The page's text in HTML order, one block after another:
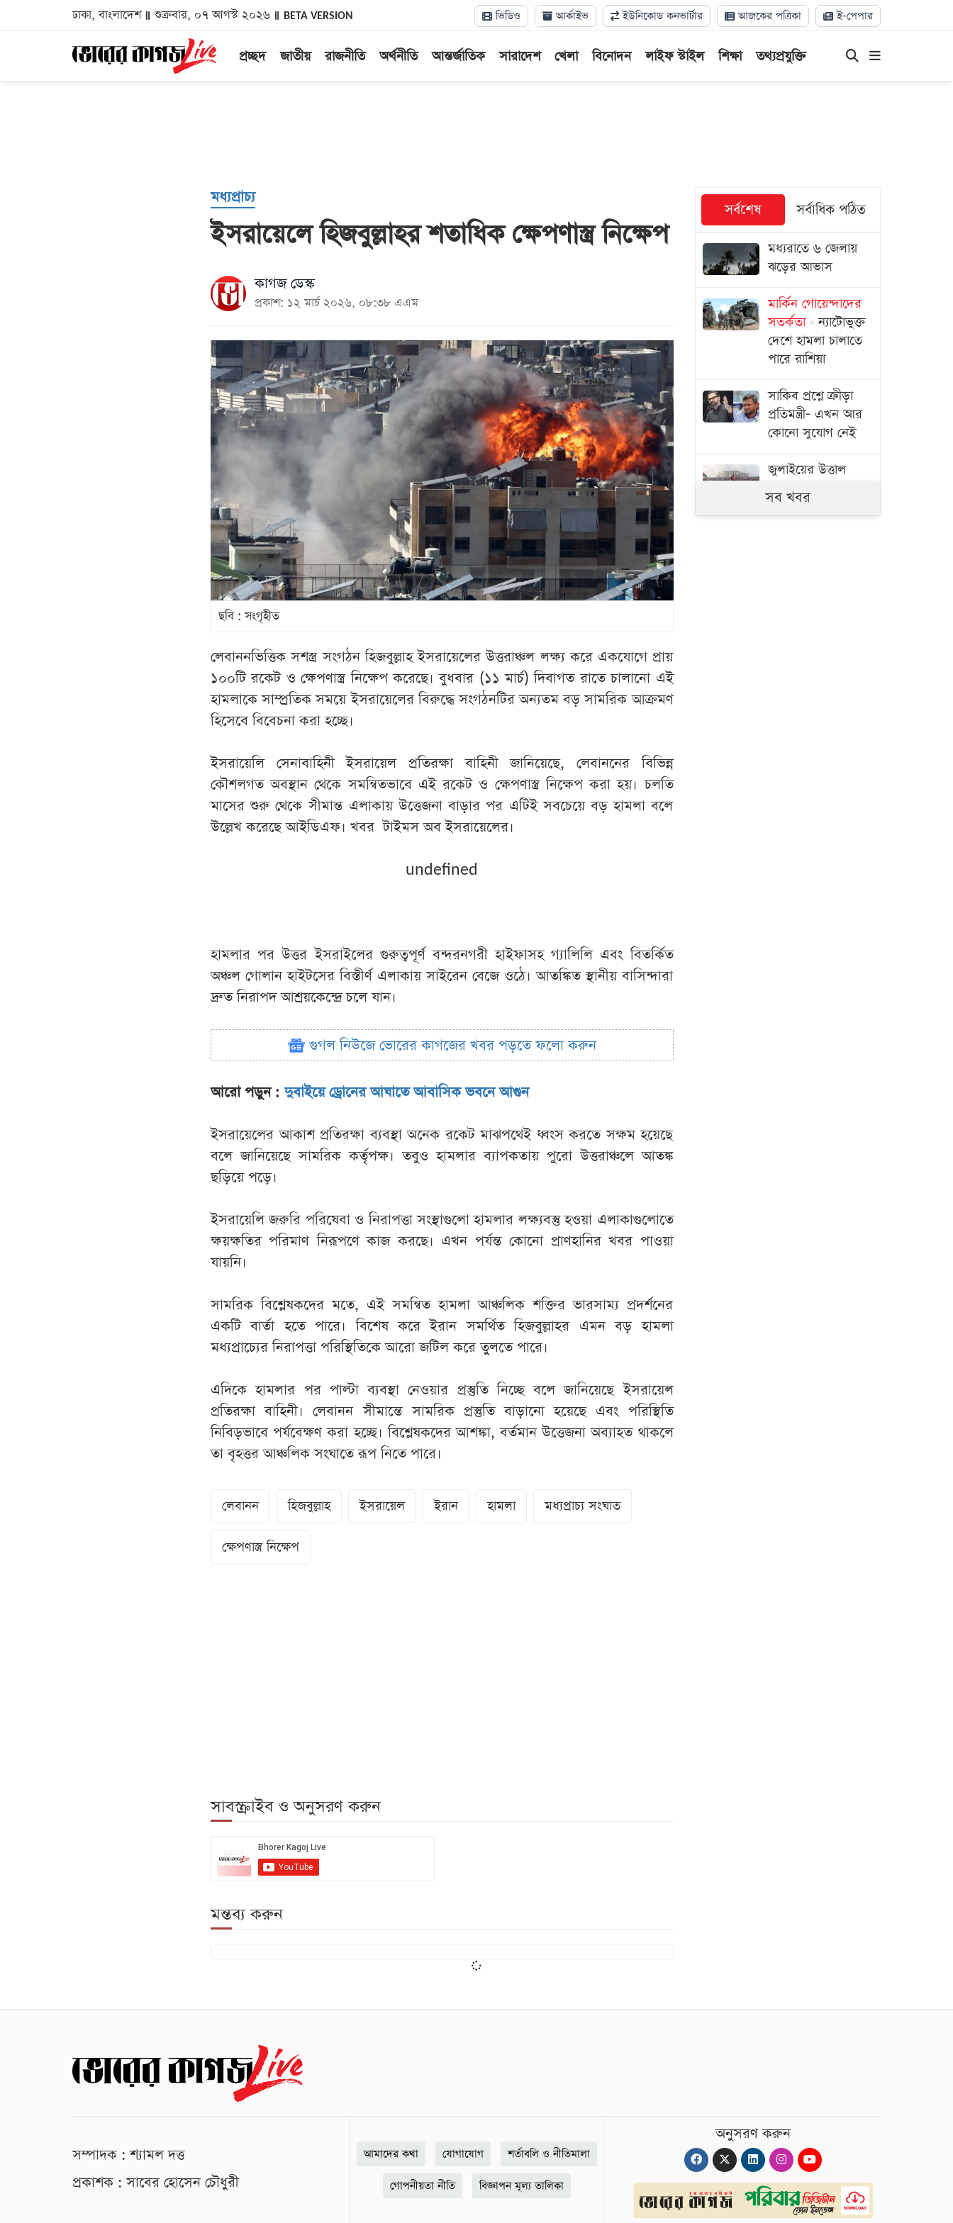
ঢাকা, বাংলাদেশ শুক্রবার, ০৭ আগস্ট ২০২৬ BETA VERSION ভিডিও আর্কাইভ ইউনিকোড কনভার্টার আজকের পত্রিকা ই-পেপার
প্রচ্ছদ জাতীয় রাজনীতি অর্থনীতি আন্তর্জাতিক সারাদেশ খেলা বিনোদন লাইফ স্টাইল শিক্ষা তথ্যপ্রযুক্তি
মধ্যপ্রাচ্য
ইসরায়েলে হিজবুল্লাহর শতাধিক ক্ষেপণাস্ত্র নিক্ষেপ
কাগজ ডেস্ক
প্রকাশ: ১২ মার্চ ২০২৬, ০৮:৩৮ এএম
ছবি : সংগৃহীত
লেবাননভিত্তিক সশস্ত্র সংগঠন হিজবুল্লাহ ইসরায়েলের উত্তরাঞ্চল লক্ষ্য করে একযোগে প্রায়
১০০টি রকেট ও ক্ষেপণাস্ত্র নিক্ষেপ করেছে। বুধবার (১১ মার্চ) দিবাগত রাতে চালানো এই
হামলাকে সাম্প্রতিক সময়ে ইসরায়েলের বিরুদ্ধে সংগঠনটির অন্যতম বড় সামরিক আক্রমণ
হিসেবে বিবেচনা করা হচ্ছে।
ইসরায়েলি সেনাবাহিনী ইসরায়েল প্রতিরক্ষা বাহিনী জানিয়েছে, লেবাননের বিভিন্ন
কৌশলগত অবস্থান থেকে সমন্বিতভাবে এই রকেট ও ক্ষেপণাস্ত্র নিক্ষেপ করা হয়। চলতি
মাসের শুরু থেকে সীমান্ত এলাকায় উত্তেজনা বাড়ার পর এটিই সবচেয়ে বড় হামলা বলে
উল্লেখ করেছে আইডিএফ। খবর টাইমস অব ইসরায়েলের।
undefined
হামলার পর উত্তর ইসরাইলের গুরুত্বপূর্ণ বন্দরনগরী হাইফাসহ গ্যালিলি এবং বিতর্কিত
অঞ্চল গোলান হাইটসের বিস্তীর্ণ এলাকায় সাইরেন বেজে ওঠে। আতঙ্কিত স্থানীয় বাসিন্দারা
দ্রুত নিরাপদ আশ্রয়কেন্দ্রে চলে যান।
গুগল নিউজে ভোরের কাগজের খবর পড়তে ফলো করুন
আরো পড়ুন : দুবাইয়ে ড্রোনের আঘাতে আবাসিক ভবনে আগুন
ইসরায়েলের আকাশ প্রতিরক্ষা ব্যবস্থা অনেক রকেট মাঝপথেই ধ্বংস করতে সক্ষম হয়েছে
বলে জানিয়েছে সামরিক কর্তৃপক্ষ। তবুও হামলার ব্যাপকতায় পুরো উত্তরাঞ্চলে আতঙ্ক
ছড়িয়ে পড়ে।
ইসরায়েলি জরুরি পরিষেবা ও নিরাপত্তা সংস্থাগুলো হামলার লক্ষ্যবস্তু হওয়া এলাকাগুলোতে
ক্ষয়ক্ষতির পরিমাণ নিরূপণে কাজ করছে। এখন পর্যন্ত কোনো প্রাণহানির খবর পাওয়া
যায়নি।
সামরিক বিশ্লেষকদের মতে, এই সমন্বিত হামলা আঞ্চলিক শক্তির ভারসাম্য প্রদর্শনের
একটি বার্তা হতে পারে। বিশেষ করে ইরান সমর্থিত হিজবুল্লাহর এমন বড় হামলা
মধ্যপ্রাচ্যের নিরাপত্তা পরিস্থিতিকে আরো জটিল করে তুলতে পারে।
এদিকে হামলার পর পাল্টা ব্যবস্থা নেওয়ার প্রস্তুতি নিচ্ছে বলে জানিয়েছে ইসরায়েল
প্রতিরক্ষা বাহিনী। লেবানন সীমান্তে সামরিক প্রস্তুতি বাড়ানো হয়েছে এবং পরিস্থিতি
নিবিড়ভাবে পর্যবেক্ষণ করা হচ্ছে। বিশ্লেষকদের আশঙ্কা, বর্তমান উত্তেজনা অব্যাহত থাকলে
তা বৃহত্তর আঞ্চলিক সংঘাতে রূপ নিতে পারে।
লেবানন হিজবুল্লাহ ইসরায়েল ইরান হামলা মধ্যপ্রাচ্য সংঘাত
ক্ষেপণাস্ত্র নিক্ষেপ
সাবস্ক্রাইব ও অনুসরণ করুন
মন্তব্য করুন
সর্বশেষ সর্বাধিক পঠিত
মধ্যরাতে ৬ জেলায়
ঝড়ের আভাস
মার্কিন গোয়েন্দাদের
সতর্কতা
ন্যাটোভুক্ত
দেশে হামলা চালাতে
পারে রাশিয়া
সাকিব প্রশ্নে ক্রীড়া
প্রতিমন্ত্রী- এখন আর
কোনো সুযোগ নেই
জুলাইয়ের উত্তাল
দিনগুলো
সব খবর
সম্পাদক : শ্যামল দত্ত
প্রকাশক : সাবের হোসেন চৌধুরী
আমাদের কথা যোগাযোগ শর্তাবলি ও নীতিমালা
গোপনীয়তা নীতি বিজ্ঞাপন মূল্য তালিকা
অনুসরণ করুন